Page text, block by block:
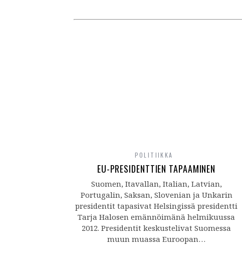
POLITIIKKA
EU-PRESIDENTTIEN TAPAAMINEN
Suomen, Itavallan, Italian, Latvian,
Portugalin, Saksan, Slovenian ja Unkarin
presidentit tapasivat Helsingissä presidentti
Tarja Halosen emännöimänä helmikuussa
2012. Presidentit keskustelivat Suomessa
muun muassa Euroopan…